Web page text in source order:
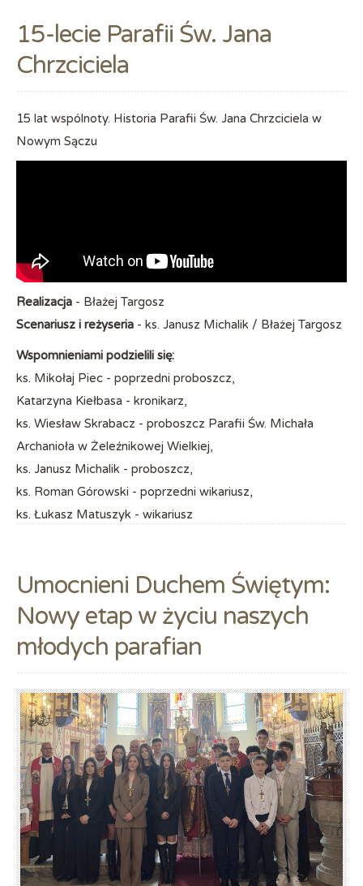
15-lecie Parafii Św. Jana
Chrzciciela
15 lat wspólnoty. Historia Parafii Św. Jana Chrzciciela w
Nowym Sączu
Realizacja - Błażej Targosz
Scenariusz i reżyseria - ks. Janusz Michalik / Błażej Targosz
Wspomnieniami podzielili się:
ks. Mikołaj Piec - poprzedni proboszcz,
Katarzyna Kiełbasa - kronikarz,
ks. Wiesław Skrabacz - proboszcz Parafii Św. Michała
Archanioła w Żeleźnikowej Wielkiej,
ks. Janusz Michalik - proboszcz,
ks. Roman Górowski - poprzedni wikariusz,
ks. Łukasz Matuszyk - wikariusz
Umocnieni Duchem Świętym:
Nowy etap w życiu naszych
młodych parafian